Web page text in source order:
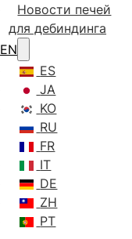
Новости печей
для дебиндинга
EN
ES
JA
KO
RU
FR
IT
DE
ZH
PT